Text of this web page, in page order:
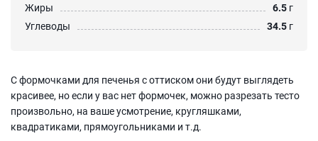
Жиры
6.5 г
Углеводы
34.5 г
С формочками для печенья с оттиском они будут выглядеть
красивее, но если у вас нет формочек, можно разрезать тесто
произвольно, на ваше усмотрение, кругляшками,
квадратиками, прямоугольниками и т.д.